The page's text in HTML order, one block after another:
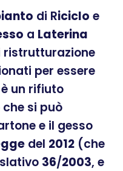
di Riciclo e
a Laterina
ristrutturazione
per essere
un rifiuto
si può
e il gesso
del 2012 (che
36/2003, e